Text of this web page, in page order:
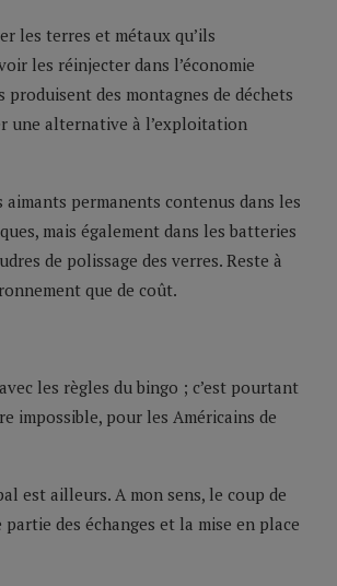
les terres et métaux qu’ils
les réinjecter dans l’économie
des montagnes de déchets
une alternative à l’exploitation
permanents contenus dans les
mais également dans les batteries
de polissage des verres. Reste à
que de coût.
les règles du bingo ; c’est pourtant
impossible, pour les Américains de
est ailleurs. A mon sens, le coup de
des échanges et la mise en place